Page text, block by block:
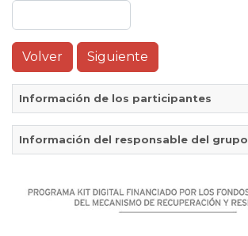
Información de los participantes
Información del responsable del grupo